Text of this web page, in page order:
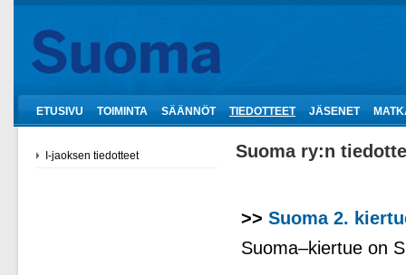
ETUSIVU TOIMINTA SÄÄNNÖT TIEDOTTEET JÄSENET
I-jaoksen tiedotteet Suoma ry:n
>> Suoma 2.
Suoma–kiertue on